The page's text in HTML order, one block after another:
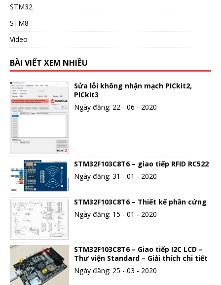
STM32
STM8
Video
BÀI VIẾT XEM NHIỀU
Sửa lỗi không nhận mạch PICkit2,
PICkit3
Ngày đăng: 22 - 06 - 2020
STM32F103C8T6 – giao tiếp RFID RC522
Ngày đăng: 31 - 01 - 2020
STM32F103C8T6 – Thiết kế phần cứng
Ngày đăng: 15 - 01 - 2020
STM32F103C8T6 – Giao tiếp I2C LCD –
Thư viện Standard – Giải thích chi tiết
Ngày đăng: 25 - 03 - 2020